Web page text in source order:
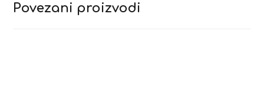
Povezani proizvodi